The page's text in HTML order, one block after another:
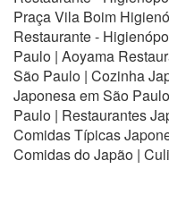
Praça Vila Boim
Restaurante -
Paulo | Aoyama
São Paulo | Cozinha
Japonesa em São
Paulo | Restaurantes
Comidas Típicas
Comidas do Japão |